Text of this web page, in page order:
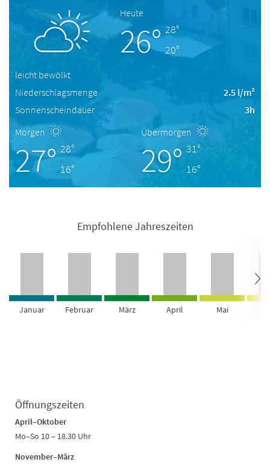
Heute
26° 28°
20°
leicht bewölkt
Niederschlagsmenge
2.5 l/m²
Sonnenscheindauer
3h
Morgen
27° 28°
16°
Übermorgen
29° 31°
16°
Empfohlene Jahreszeiten
Januar Februar März April Mai
Öffnungszeiten
April–Oktober
Mo–So 10 – 18.30 Uhr
November–März